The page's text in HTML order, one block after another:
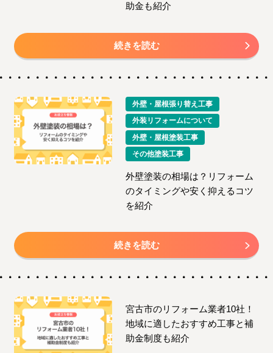
助金も紹介
続きを読む
外壁・屋根張り替え工事
外装リフォームについて
外壁・屋根塗装工事
その他塗装工事
外壁塗装の相場は？リフォーム
のタイミングや安く抑えるコツ
を紹介
続きを読む
宮古市のリフォーム業者10社！
地域に適したおすすめ工事と補
助金制度も紹介